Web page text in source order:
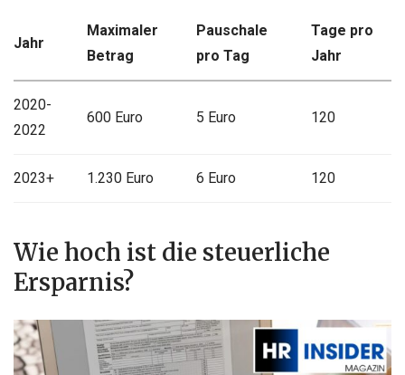
Jahr
Maximaler
Betrag
Pauschale
pro Tag
Tage pro
Jahr
2020-
2022
600 Euro 5 Euro 120
2023+ 1.230 Euro 6 Euro 120
Wie hoch ist die steuerliche
Ersparnis?